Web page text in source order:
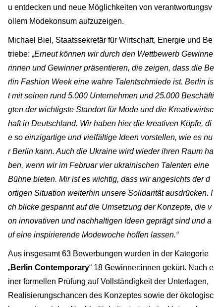
u entdecken und neue Möglichkeiten von verantwortungsv
ollem Modekonsum aufzuzeigen.
Michael Biel, Staatssekretär für Wirtschaft, Energie und Be
triebe: „Erneut können wir durch den Wettbewerb Gewinne
rinnen und Gewinner präsentieren, die zeigen, dass die Be
rlin Fashion Week eine wahre Talentschmiede ist. Berlin is
t mit seinen rund 5.000 Unternehmen und 25.000 Beschäfti
gten der wichtigste Standort für Mode und die Kreativwirtsc
haft in Deutschland. Wir haben hier die kreativen Köpfe, di
e so einzigartige und vielfältige Ideen vorstellen, wie es nu
r Berlin kann. Auch die Ukraine wird wieder ihren Raum ha
ben, wenn wir im Februar vier ukrainischen Talenten eine
Bühne bieten. Mir ist es wichtig, dass wir angesichts der d
ortigen Situation weiterhin unsere Solidarität ausdrücken. I
ch blicke gespannt auf die Umsetzung der Konzepte, die v
on innovativen und nachhaltigen Ideen geprägt sind und a
uf eine inspirierende Modewoche hoffen lassen.“
Aus insgesamt 63 Bewerbungen wurden in der Kategorie
„Berlin Contemporary“ 18 Gewinner:innen gekürt. Nach e
iner formellen Prüfung auf Vollständigkeit der Unterlagen,
Realisierungschancen des Konzeptes sowie der ökologisc